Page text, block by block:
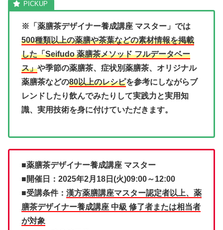
※「薬膳茶デザイナー養成講座 マスター」では
500種類以上の薬膳や茶葉などの素材情報を掲載
した「Seifudo 薬膳茶メソッド フルデータベー
ス」や季節の薬膳茶、症状別薬膳茶、オリジナル
薬膳茶などの80以上のレシピを参考にしながらブ
レンドしたり飲んでみたりして実践力と実用知
識、実用技術を身に付けていただきます。
■薬膳茶デザイナー養成講座 マスター
■開催日：2025年2月18日(火)09:00～12:00
■受講条件： 漢方薬膳講座マスター認定者以上、薬
膳茶デザイナー養成講座 中級 修了者または相当者
が対象